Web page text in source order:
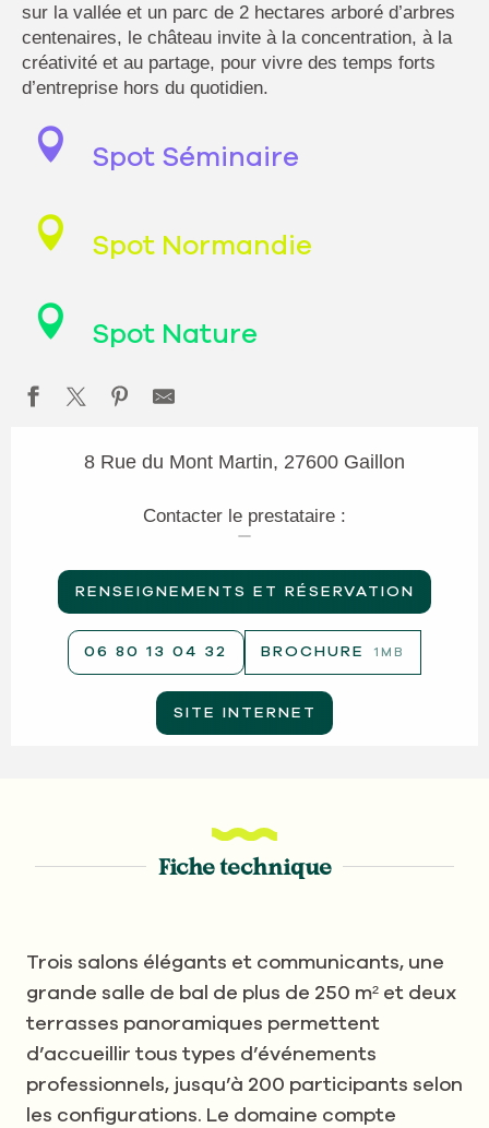
sur la vallée et un parc de 2 hectares arboré d’arbres
centenaires, le château invite à la concentration, à la
créativité et au partage, pour vivre des temps forts
d’entreprise hors du quotidien.
Spot Séminaire
Spot Normandie
Spot Nature
8 Rue du Mont Martin, 27600 Gaillon
Contacter le prestataire :
RENSEIGNEMENTS ET RÉSERVATION
06 80 13 04 32 BROCHURE 1MB
SITE INTERNET
Fiche technique
Trois salons élégants et communicants, une
grande salle de bal de plus de 250 m² et deux
terrasses panoramiques permettent
d’accueillir tous types d’événements
professionnels, jusqu’à 200 participants selon
les configurations. Le domaine compte